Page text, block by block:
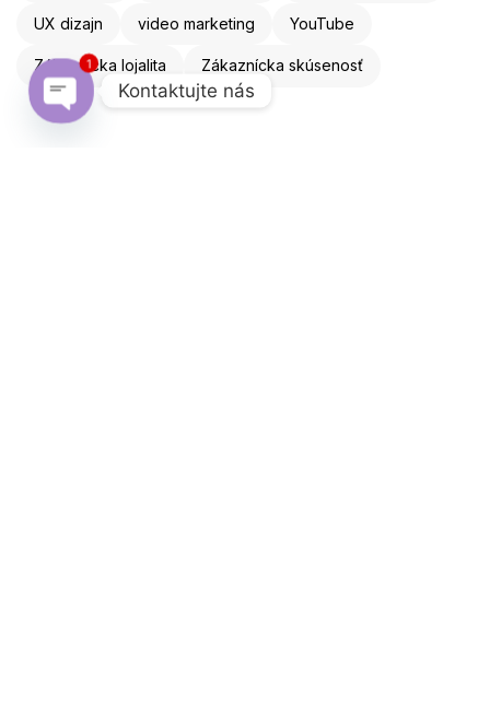
UX dizajn video marketing YouTube
Zákaznícka lojalita Zákaznícka skúsenosť
Kontaktujte nás
1